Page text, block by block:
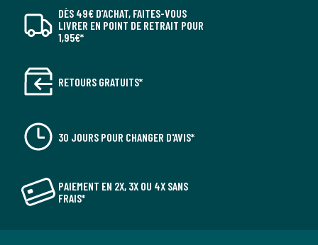
DÈS 49€ D’ACHAT, FAITES-VOUS
LIVRER EN POINT DE RETRAIT POUR
1,95€*
RETOURS GRATUITS*
30 JOURS POUR CHANGER D'AVIS*
PAIEMENT EN 2X, 3X OU 4X SANS
FRAIS*